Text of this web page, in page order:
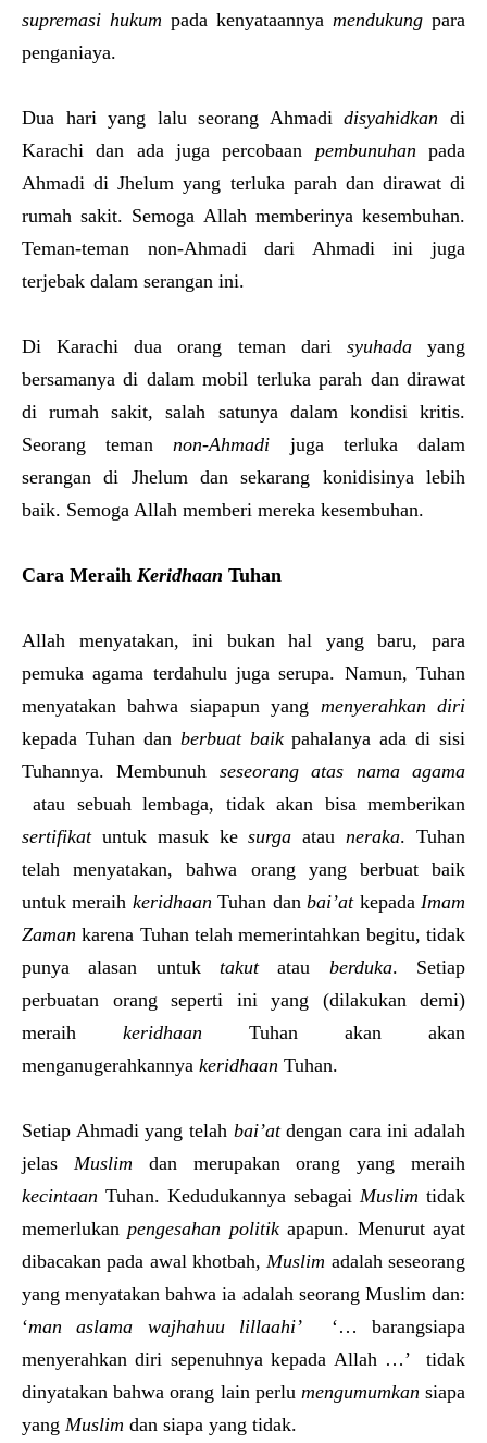
supremasi hukum pada kenyataannya mendukung para
penganiaya.
Dua hari yang lalu seorang Ahmadidisyahidkan di
Karachi dan ada juga percobaan pembunuhan pada
Ahmadi di Jhelum yang terluka parah dan dirawat di
rumah sakit. Semoga Allah memberinya kesembuhan.
Teman-teman non-Ahmadi dari Ahmadi ini juga
terjebak dalam serangan ini.
Di Karachi dua orang teman dari syuhadayang
bersamanya di dalam mobil terluka parah dan dirawat
di rumah sakit, salah satunya dalam kondisi kritis.
Seorang temannon-Ahmadi juga terluka dalam
serangan di Jhelum dan sekarang konidisinya lebih
baik. Semoga Allah memberi mereka kesembuhan.
Cara Meraih Keridhaan Tuhan
Allah menyatakan, ini bukan hal yang baru, para
pemuka agama terdahulu juga serupa. Namun, Tuhan
menyatakan bahwa siapapun yang menyerahkan diri
kepada Tuhan dan berbuat baikpahalanya ada di sisi
Tuhannya. Membunuh seseorang atas nama agama
atau sebuah lembaga, tidak akan bisa memberikan
sertifikatuntuk masuk kesurga atauneraka. Tuhan
telah menyatakan, bahwa orang yang berbuat baik
untuk meraih keridhaan Tuhan danbai’atkepadaImam
Zaman karena Tuhan telah memerintahkan begitu, tidak
punya alasan untuk takutatau berduka. Setiap
perbuatan orang seperti ini yang (dilakukan demi)
meraih keridhaan Tuhan akan akan
menganugerahkannya keridhaan Tuhan.
Setiap Ahmadi yang telah bai’atdengan cara ini adalah
jelas Muslim dan merupakan orang yang meraih
kecintaan Tuhan. Kedudukannya sebagai Muslim tidak
memerlukanpengesahan politikapapun. Menurut ayat
dibacakan pada awal khotbah,Muslim adalah seseorang
yang menyatakan bahwa ia adalah seorang Muslim dan:
‘man aslama wajhahuu lillaahi’ ‘… barangsiapa
menyerahkan diri sepenuhnya kepada Allah …’ tidak
dinyatakan bahwa orang lain perlu mengumumkan siapa
yang Muslim dan siapa yang tidak.